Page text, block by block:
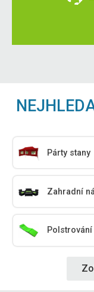
Párty stany
Zahradní
Polstrování